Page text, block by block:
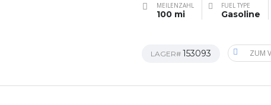
MEILENZAHL
100 mi
FUEL TYPE
Gasoline
LAGER# 153093 ZUM